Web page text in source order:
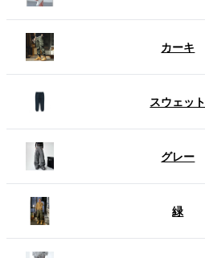
カーキ
スウェット
グレー
緑